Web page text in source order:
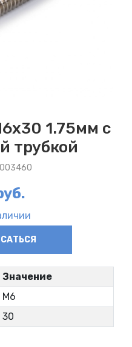
1.75мм с
трубкой
Значение
М6
30